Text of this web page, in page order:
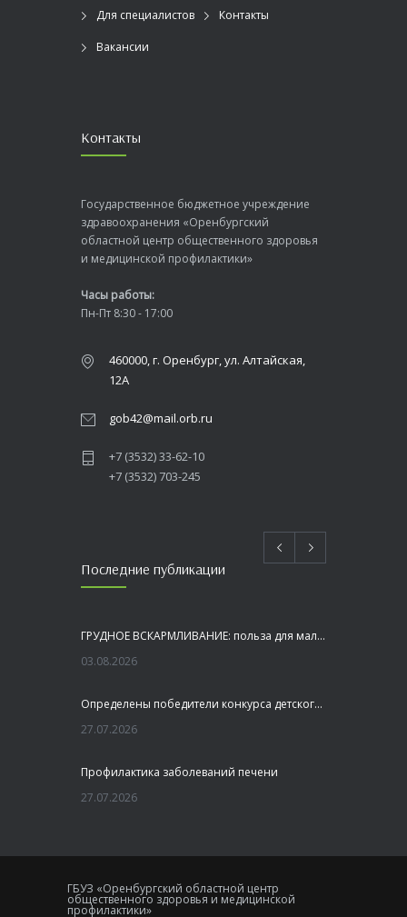
Для специалистов Контакты
Вакансии
Контакты
Государственное бюджетное учреждение
здравоохранения «Оренбургский
областной центр общественного здоровья
и медицинской профилактики»
Часы работы:
Пн-Пт 8:30 - 17:00
460000, г. Оренбург, ул. Алтайская,
12А
gob42@mail.orb.ru
+7 (3532) 33-62-10
+7 (3532) 703-245
Последние публикации
ГРУДНОЕ ВСКАРМЛИВАНИЕ: польза для малыша и мамы
03.08.2026
Определены победители конкурса детского рисунка «Я шагаю по Оренбуржью»
27.07.2026
Профилактика заболеваний печени
27.07.2026
Как сохранить здоровье головного мозга
ГБУЗ «Оренбургский областной центр
общественного здоровья и медицинской
профилактики»